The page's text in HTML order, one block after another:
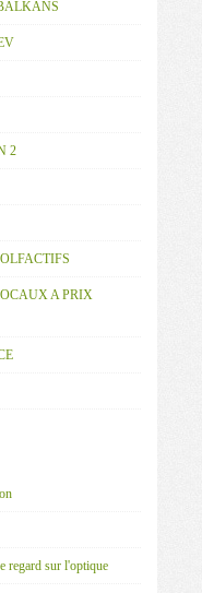
2
A PRIX
regard sur l'optique